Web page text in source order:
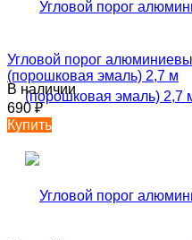
Угловой порог
(порошковая эмаль) 2,7 м
В наличии
690₽
Купить